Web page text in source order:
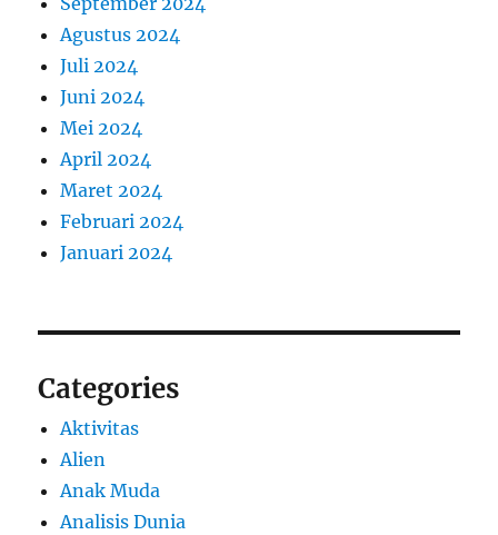
Agustus 2024
Juli 2024
Juni 2024
Mei 2024
April 2024
Maret 2024
Februari 2024
Januari 2024
Categories
Aktivitas
Alien
Anak Muda
Analisis Dunia